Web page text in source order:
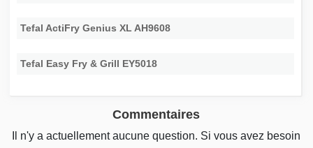
Tefal ActiFry Genius XL AH9608
Tefal Easy Fry & Grill EY5018
Commentaires
Il n'y a actuellement aucune question. Si vous avez besoin